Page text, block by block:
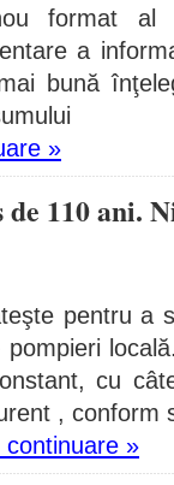
format al
a
bună
»
de 110 ani.
pentru a
cu
, conform
continuare »